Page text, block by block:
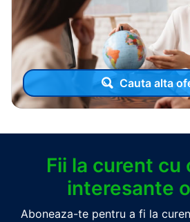
Cauta alta
Fii la curent cu
interesante
Aboneaza-te pentru a fi la